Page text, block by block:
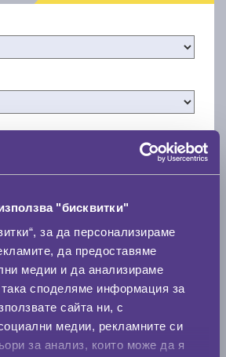
"бисквитки"
за да персонализираме
да предоставяме
медии и да анализираме
споделяме информация за
сайта ни, с
медии, рекламните си
за анализ, които може да я